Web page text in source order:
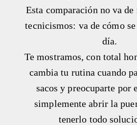
Esta comparación no va
tecnicismos: va de cómo
día.
Te mostramos, con total
cambia tu rutina cuando
sacos y preocuparte
simplemente abrir la
tenerlo todo